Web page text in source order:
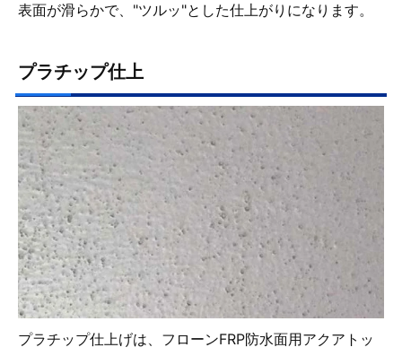
表面が滑らかで、"ツルッ"とした仕上がりになります。
プラチップ仕上
プラチップ仕上げは、フローンFRP防水面用アクアトッ